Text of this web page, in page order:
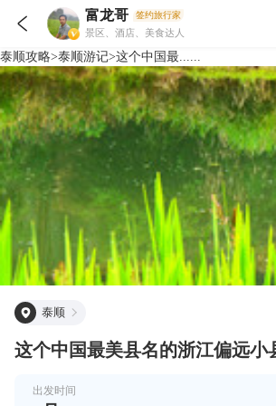
 富龙哥 签约旅行家
景区、酒店、美食达人
泰顺攻略>泰顺游记>这个中国最......
泰顺
这个中国最美县名的浙江偏远
出发时间